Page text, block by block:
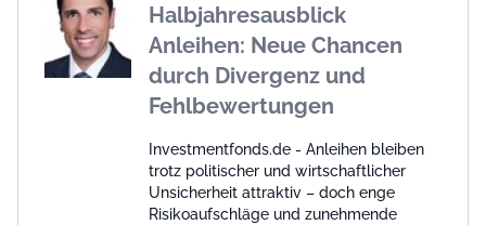
Halbjahresausblick
Anleihen: Neue Chancen
durch Divergenz und
Fehlbewertungen
Investmentfonds.de - Anleihen bleiben
trotz politischer und wirtschaftlicher
Unsicherheit attraktiv – doch enge
Risikoaufschläge und zunehmende